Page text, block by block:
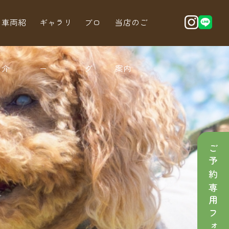
車両紹
介
ギャラリ
ー
ブロ
グ
当店のご
案内
ご予約専用フォーム